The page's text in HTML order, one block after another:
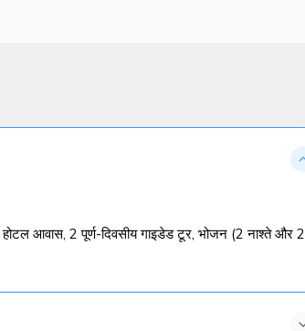
होटल आवास, 2 पूर्ण-दिवसीय गाइडेड टूर, भोजन (2 नाश्ते और 2